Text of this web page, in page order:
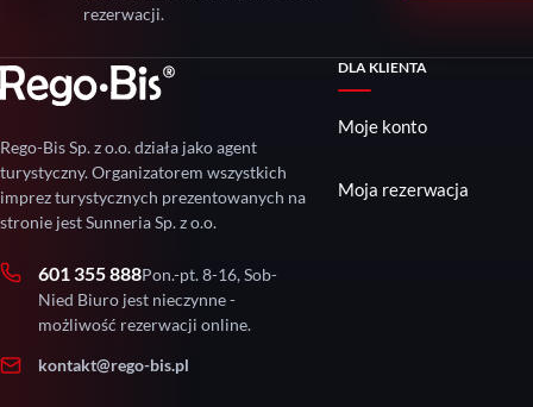
rezerwacji.
Rego-Bis Sp. z o.o. działa jako agent
turystyczny. Organizatorem wszystkich
imprez turystycznych prezentowanych na
stronie jest Sunneria Sp. z o.o.
601 355 888Pon.-pt. 8-16, Sob-
Nied Biuro jest nieczynne -
możliwość rezerwacji online.
kontakt@rego-bis.pl
DLA KLIENTA
Moje konto
Moja rezerwacja